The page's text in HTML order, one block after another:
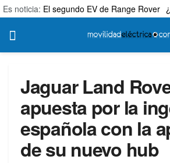
Es noticia: El segundo EV de Range Rover
Jaguar Land
apuesta por la
española con la
de su nuevo hub